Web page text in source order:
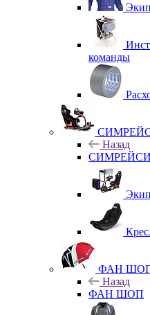
команды
Назад
ФАН
Назад
ФАН ШОП